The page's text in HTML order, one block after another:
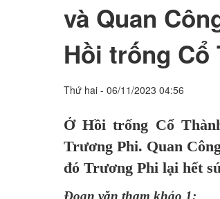
và Quan
Hồi trống Cổ
Thứ hai - 06/11/2023 04:56
Ở Hồi trống Cổ
Trương Phi. Quan
đó Trương Phi lại hết
Đoạn văn tham khảo 1: